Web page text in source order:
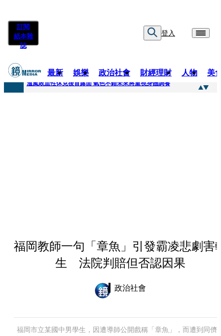
訂閱
紙本雜
誌
登入
最新 娛樂 政治社會 財經理財 人物 美
快訊
溫嵐敗血性休克後首露面 氣色不錯未來將重視身體調養
福岡教師一句「章魚」引發霸凌悲劇害
生 法院判賠但否認因果
政治社會
福岡市立某國中男學生，因遭導師公開戲稱「章魚」，而遭到同儕